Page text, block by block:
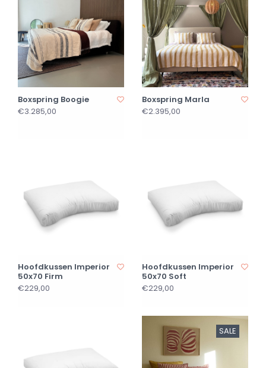
Boxspring Boogie
€3.285,00
Boxspring Marla
€2.395,00
Hoofdkussen Imperior
50x70 Firm
€229,00
Hoofdkussen Imperior
50x70 Soft
€229,00
SALE